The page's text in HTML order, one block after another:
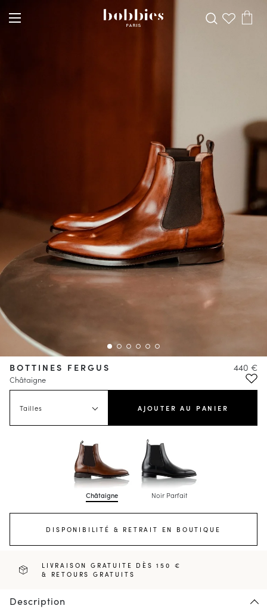
BOTTINES FERGUS
Châtaigne
440 €
Tailles AJOUTER AU PANIER
Châtaigne Noir Parfait
DISPONIBILITÉ & RETRAIT EN BOUTIQUE
LIVRAISON GRATUITE DÈS 150 €
& RETOURS GRATUITS
Description